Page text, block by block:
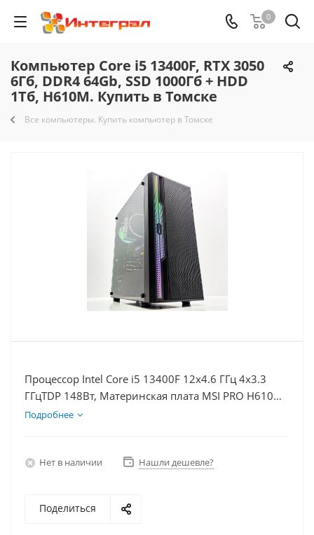
0
Компьютер Core i5 13400F, RTX 3050
6Гб, DDR4 64Gb, SSD 1000Гб + HDD
1Тб, H610M. Купить в Томске
Все компьютеры. Купить компьютер в Томске
Процессор Intel Core i5 13400F 12x4.6 ГГц 4x3.3
ГГцTDP 148Вт, Материнская плата MSI PRO H610M-
E, Видеокарта RTX 3050 6Гб, Память DDR4 64Gb,
Подробнее
Нет в наличии Нашли дешевле?
Поделиться